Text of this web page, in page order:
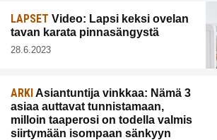
LAPSET Video: Lapsi keksi ovelan
tavan karata pinnasängystä
28.6.2023
ARKIAsiantuntija vinkkaa: Nämä 3
asiaa auttavat tunnistamaan,
milloin taaperosi on todella valmis
siirtymään isompaan sänkyyn